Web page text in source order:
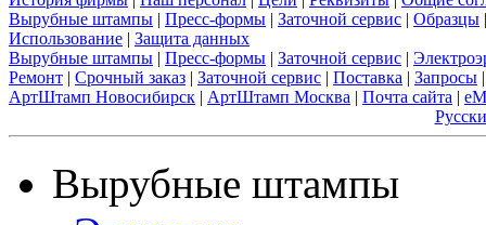
Вырубные штампы | Пресс-формы | Заточной сервис | Образцы
Использование | Защита данных
Вырубные штампы | Пресс-формы | Заточной сервис |
Ремонт | Срочный заказ | Заточной сервис | Поставка | Запросы |
АртШтамп Новосибирск | АртШтамп Москва | Почта сайта |
Вырубные штампы